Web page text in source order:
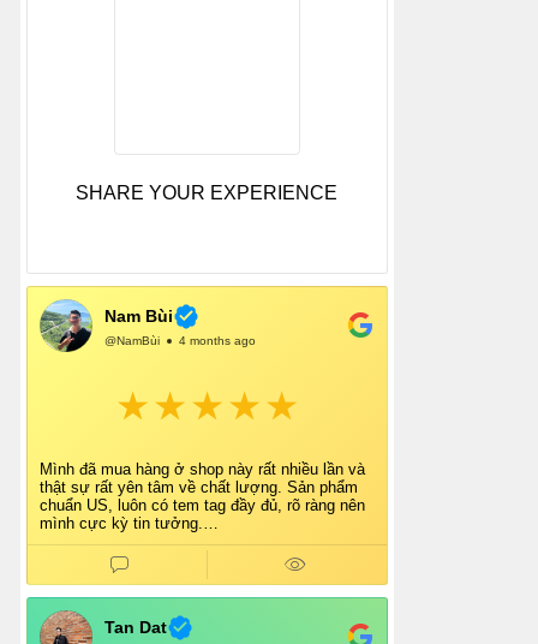
SHARE YOUR EXPERIENCE
Nam Bùi
@NamBùi 4 months ago
Mình đã mua hàng ở shop này rất nhiều lần và
thật sự rất yên tâm về chất lượng. Sản phẩm
chuẩn US, luôn có tem tag đầy đủ, rõ ràng nên
mình cực kỳ tin tưởng.
Shop tư vấn nhiệt tình, giao hàng nhanh, đóng
gói cẩn thận. Mỗi lần mua đều cảm thấy hài
Chắc chắn mình sẽ tiếp tục ủng hộ shop lâu dài
và giới thiệu thêm cho bạn bè 👍
Tan Dat